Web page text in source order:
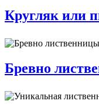
Кругляк или
Бревно